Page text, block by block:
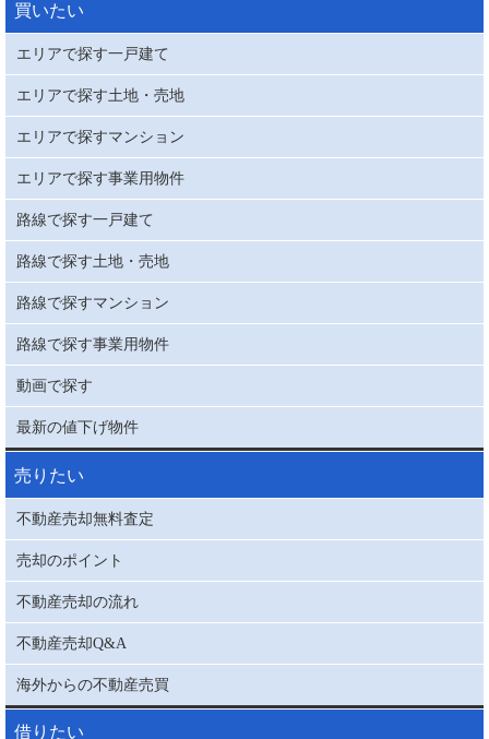
買いたい
エリアで探す一戸建て
エリアで探す土地・売地
エリアで探すマンション
エリアで探す事業用物件
路線で探す一戸建て
路線で探す土地・売地
路線で探すマンション
路線で探す事業用物件
動画で探す
最新の値下げ物件
売りたい
不動産売却無料査定
売却のポイント
不動産売却の流れ
不動産売却Q&A
海外からの不動産売買
借りたい